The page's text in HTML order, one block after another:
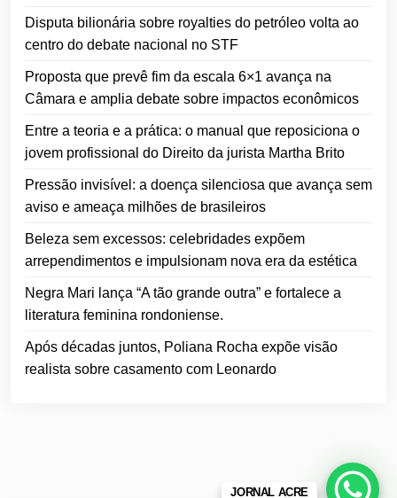
Disputa bilionária sobre royalties do petróleo volta ao
centro do debate nacional no STF
Proposta que prevê fim da escala 6×1 avança na
Câmara e amplia debate sobre impactos econômicos
Entre a teoria e a prática: o manual que reposiciona o
jovem profissional do Direito da jurista Martha Brito
Pressão invisível: a doença silenciosa que avança sem
aviso e ameaça milhões de brasileiros
Beleza sem excessos: celebridades expõem
arrependimentos e impulsionam nova era da estética
Negra Mari lança “A tão grande outra” e fortalece a
literatura feminina rondoniense.
Após décadas juntos, Poliana Rocha expõe visão
realista sobre casamento com Leonardo
JORNAL ACRE